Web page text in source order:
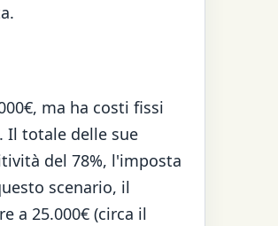
ma ha costi fissi
Il totale delle sue
del 78%, l'imposta
scenario, il
a 25.000€ (circa il